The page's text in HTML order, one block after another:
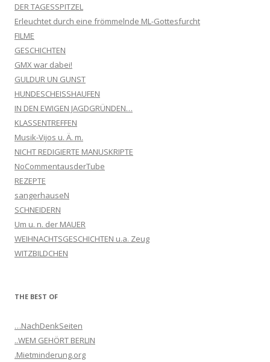
DER TAGESSPITZEL
Erleuchtet durch eine frömmelnde ML-Gottesfurcht
FILME
GESCHICHTEN
GMX war dabei!
GULDUR UN GUNST
HUNDESCHEISSHAUFEN
IN DEN EWIGEN JAGDGRÜNDEN…
KLASSENTREFFEN
Musik-Vijos u. Ä. m.
NICHT REDIGIERTE MANUSKRIPTE
NoCommentausderTube
REZEPTE
sangerhauseN
SCHNEIDERN
Um u. n. der MAUER
WEIHNACHTSGESCHICHTEN u.a. Zeug
WITZBILDCHEN
THE BEST OF
…NachDenkSeiten
..WEM GEHÖRT BERLIN
.Mietminderung.org